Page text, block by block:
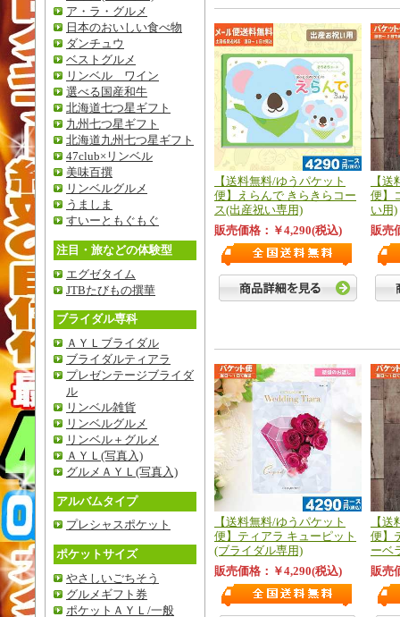
ア・ラ・グルメ
日本のおいしい食べ物
ダンチュウ
ベストグルメ
リンベル ワイン
選べる国産和牛
北海道七つ星ギフト
九州七つ星ギフト
北海道九州七つ星ギフト
47club×リンベル
美味百撰
リンベルグルメ
うましま
すいーともぐもぐ
注目・旅などの体験型
エグゼタイム
JTBたびもの撰華
ブライダル専科
ＡＹＬブライダル
ブライダルティアラ
プレゼンテージブライダ
ル
リンベル雑貨
リンベルグルメ
リンベル＋グルメ
ＡＹＬ(写真入)
グルメＡＹＬ(写真入)
アルバムタイプ
プレシャスポケット
ポケットサイズ
やさしいごちそう
グルメギフト券
ポケットＡＹＬ/一般
【送料無料/ゆうパケット
便】えらんで きらきらコー
ス(出産祝い専用)
販売価格：￥4,290(税込)
【
便】
い用)
販売
【送料無料/ゆうパケット
便】ティアラ キューピット
(ブライダル専用)
販売価格：￥4,290(税込)
【
便】
ーベ
販売